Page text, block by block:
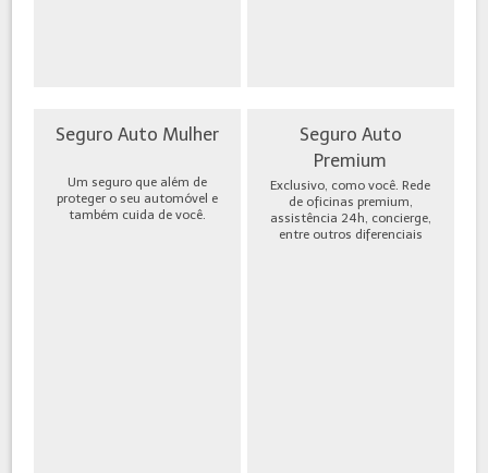
Seguro Auto Mulher
Um seguro que além de
proteger o seu automóvel e
também cuida de você.
Seguro Auto
Premium
Exclusivo, como você. Rede
de oficinas premium,
assistência 24h, concierge,
entre outros diferenciais